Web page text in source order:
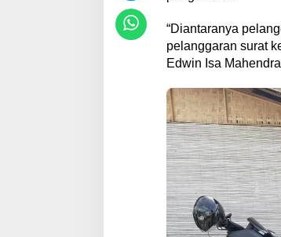
“Diantaranya
pelanggaran surat
Edwin Isa